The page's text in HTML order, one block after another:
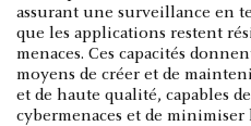
assurant une surveillance en
que les applications restent
menaces. Ces capacités
moyens de créer et de
et de haute qualité, capables
cybermenaces et de minimiser